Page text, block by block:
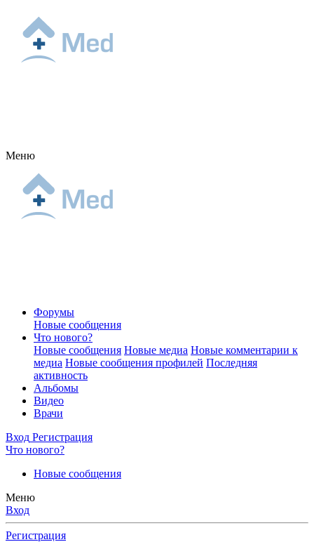
Меню
Форумы
Новые сообщения
Что нового?
Новые сообщения Новые медиа Новые комментарии к
медиа Новые сообщения профилей Последняя
активность
Альбомы
Видео
Врачи
Вход Регистрация
Что нового?
Новые сообщения
Меню
Вход
Регистрация